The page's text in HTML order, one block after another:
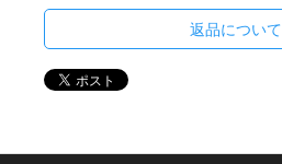
返品について